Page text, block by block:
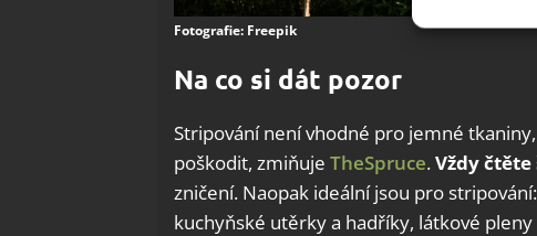
základě
Ukládání a
Fotografie: Freepik
Na co si dát pozor
Stripování není vhodné pro jemné
poškodit, zmiňuje TheSpruce.Vždy
zničení. Naopak ideální jsou pro
kuchyňské utěrky a hadříky, látkové pleny